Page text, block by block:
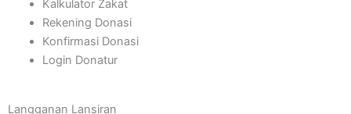
Kalkulator Zakat
Rekening Donasi
Konfirmasi Donasi
Login Donatur
Langganan Lansiran